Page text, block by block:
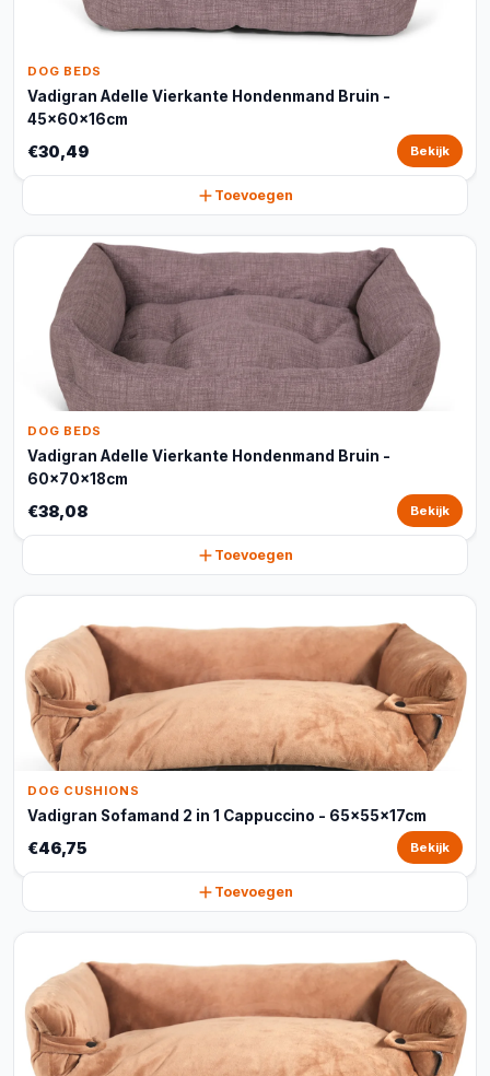
DOG BEDS
Vadigran Adelle Vierkante Hondenmand Bruin -
45x60x16cm
€30,49 Bekijk
Toevoegen
DOG BEDS
Vadigran Adelle Vierkante Hondenmand Bruin -
60x70x18cm
€38,08 Bekijk
Toevoegen
DOG CUSHIONS
Vadigran Sofamand 2 in 1 Cappuccino - 65x55x17cm
€46,75 Bekijk
Toevoegen